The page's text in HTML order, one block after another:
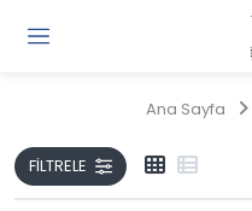
Ana Sayfa
FILTRELE